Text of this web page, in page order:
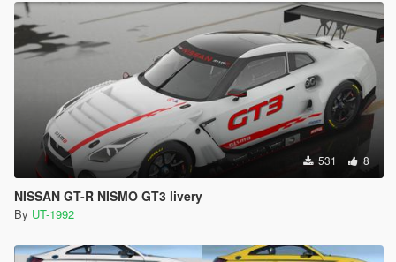
531 8
NISSAN GT-R NISMO GT3 livery
By UT-1992